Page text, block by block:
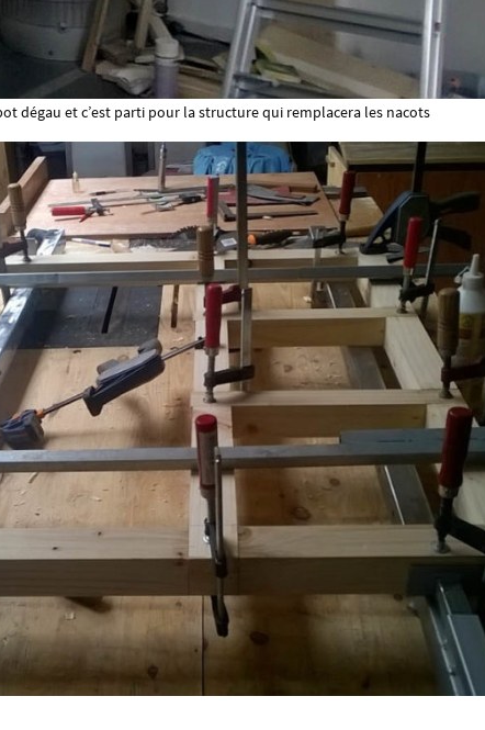
dégau et c’est parti pour la structure qui remplacera les nacots